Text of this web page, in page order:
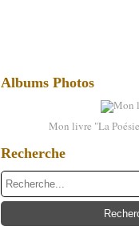
Albums Photos
Mon livre "La
Recherche